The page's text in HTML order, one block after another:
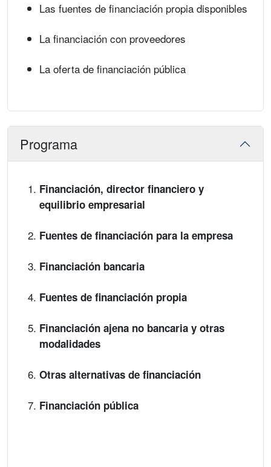
Las fuentes de financiación propia disponibles
La financiación con proveedores
La oferta de financiación pública
Programa
Financiación, director financiero y
equilibrio empresarial
Fuentes de financiación para la empresa
Financiación bancaria
Fuentes de financiación propia
Financiación ajena no bancaria y otras
modalidades
Otras alternativas de financiación
Financiación pública